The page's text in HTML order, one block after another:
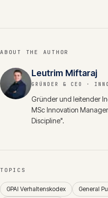
ABOUT THE AUTHOR
Leutrim Miftaraj
GRÜNDER & CEO ·
Gründer und leitender
MSc Innovation
Discipline".
TOPICS
GPAI Verhaltenskodex General